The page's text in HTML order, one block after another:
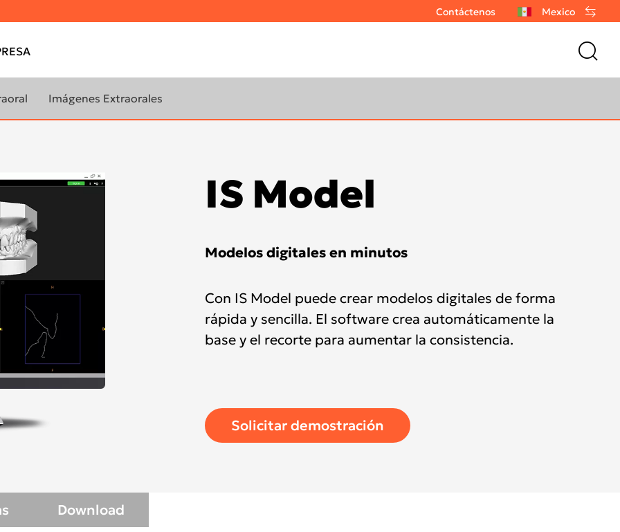
Australia
Imágenes Extraorales
Contáctenos Mexico
IS Model
Modelos digitales en minutos
Con IS Model puede crear modelos digitales de forma
rápida y sencilla. El software crea automáticamente la
base y el recorte para aumentar la consistencia.
Solicitar demostración
Download